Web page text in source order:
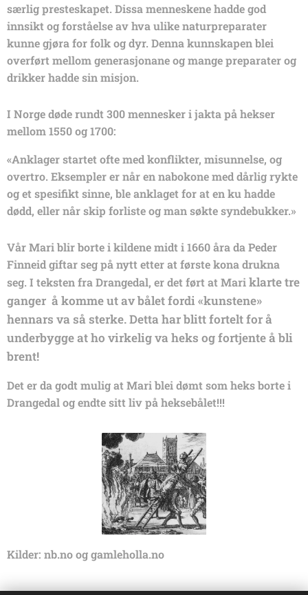
særlig presteskapet. Dissa menneskene hadde god
innsikt og forståelse av hva ulike naturpreparater
kunne gjøra for folk og dyr. Denna kunnskapen blei
overført mellom generasjonane og mange preparater og
drikker hadde sin misjon.
I Norge døde rundt 300 mennesker i jakta på hekser
mellom 1550 og 1700:
«Anklager startet ofte med konflikter, misunnelse, og
overtro. Eksempler er når en nabokone med dårlig rykte
og et spesifikt sinne, ble anklaget for at en ku hadde
dødd, eller når skip forliste og man søkte syndebukker.»
Vår Mari blir borte i kildene midt i 1660 åra da Peder
Finneid giftar seg på nytt etter at første kona drukna
seg. I teksten fra Drangedal, er det ført at Mariklartetre
ganger å komme ut av bålet fordi «kunstene»
hennars va så sterke. Detta har blitt fortelt for å
underbygge at ho virkelig va heks og fortjente å bli
brent!
Det er da godt mulig at Mari blei dømt som heks borte i
Drangedal og endte sitt liv på heksebålet!!!
Kilder: nb.no og gamleholla.no